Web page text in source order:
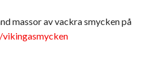
massor av vackra smycken på